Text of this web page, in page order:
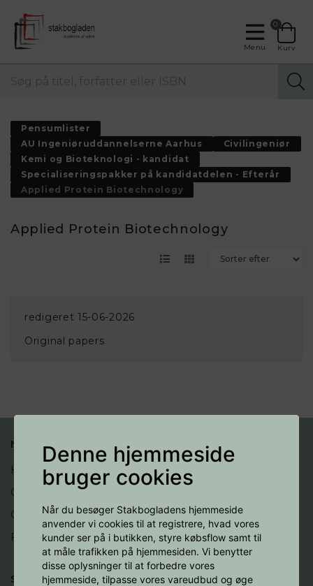
Denne hjemmeside
bruger cookies
Når du besøger Stakbogladens hjemmeside
anvender vi cookies til at registrere, hvad vores
kunder ser på i butikken, styre købsflow samt til
at måle trafikken på hjemmesiden. Vi benytter
disse oplysninger til at forbedre vores
hjemmeside, tilpasse vores vareudbud og øge
Menu
0
Kurv
Pensumlister
AU Ingeniøruddannelserne Aarhus
Civilingeniør
Kemi og Bioteknologi - kandidat
Specialiseringspakker på kandidatdelen - Efterår
Applied Protein Biotechnology
Applied Protein Biotechnology
redigeret 15-06-2026
Original papers
NYTTIGE LINKS
Handelsbetingelser
Cookies
Opret profil
Fortryd køb
SOCIALE MEDIER